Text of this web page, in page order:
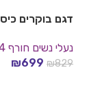
דגם בוקרים כיס
נעלי נשים חורף 23/24
₪829
₪699